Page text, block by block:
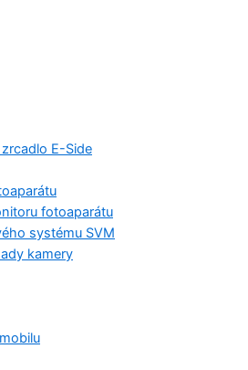
E-Side
fotoaparátu
systému SVM
kamery